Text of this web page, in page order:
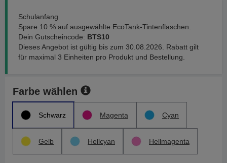
Schulanfang
Spare 10 % auf ausgewählte EcoTank-Tintenflaschen.
Dein Gutscheincode: BTS10
Dieses Angebot ist gültig bis zum 30.08.2026. Rabatt gilt
für maximal 3 Einheiten pro Produkt und Bestellung.
Farbe wählen
Schwarz Magenta Cyan
Gelb Hellcyan Hellmagenta